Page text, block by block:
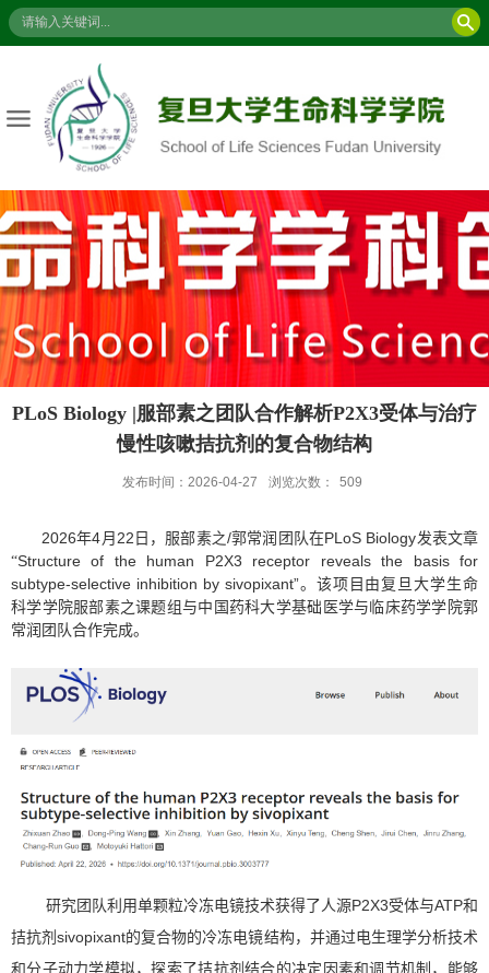
PLoS Biology |服部素之团队合作解析P2X3受体与治疗
慢性咳嗽拮抗剂的复合物结构
发布时间：2026-04-27 浏览次数： 509
2026年4 月 22 日，服部素之/郭常润团队在PLoS Biology发表文章
“Structure of the human P2X3 receptor reveals the basis for
subtype-selective inhibition by sivopixant”。该项目由复旦大学生命
科学学院服部素之课题组与中国药科大学基础医学与临床药学学院郭
常润团队合作完成。
研究团队利用单颗粒冷冻电镜技术获得了人源P2X3受体与ATP和
拮抗剂sivopixant的复合物的冷冻电镜结构，并通过电生理学分析技术
和分子动力学模拟，探索了拮抗剂结合的决定因素和调节机制，能够